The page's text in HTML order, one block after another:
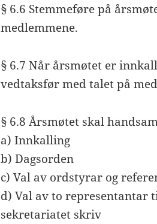
§ 6.6 Stemmeføre på
medlemmene.
§ 6.7 Når årsmøtet er
vedtaksfør med talet på
§ 6.8 Årsmøtet skal
a) Innkalling
b) Dagsorden
c) Val av ordstyrar og
d) Val av to representantar
sekretariatet skriv